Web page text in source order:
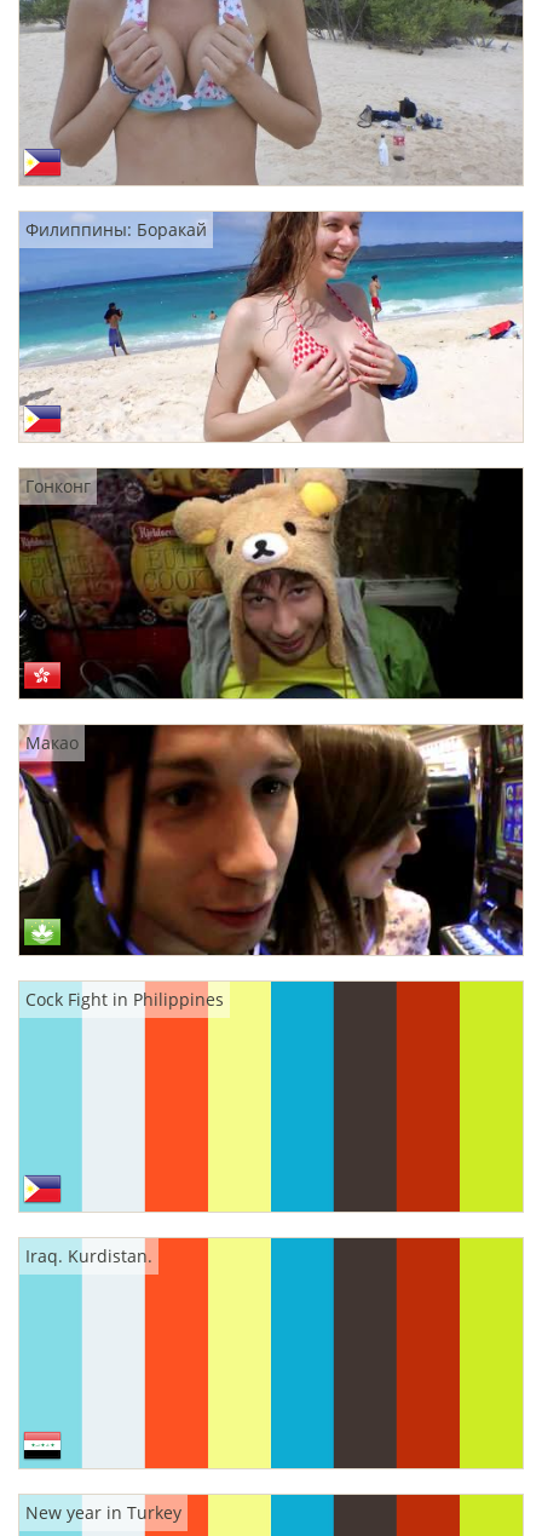
Филиппины: Боракай
Гонконг
Макао
Cock Fight in Philippines
Iraq. Kurdistan.
New year in Turkey